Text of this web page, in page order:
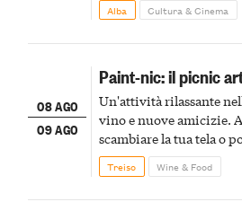
Alba Cultura & Cinema
08 AGO
09 AGO
Paint-nic: il picnic
Un'attività rilassante
vino e nuove amicizie.
scambiare la tua tela o
Treiso Wine & Food